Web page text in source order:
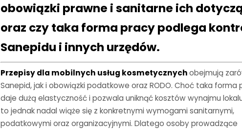
obowiązki prawne i sanitarne ich
oraz czy taka forma pracy podlega
Sanepidu i innych urzędów.
Przepisy dla mobilnych usług kosmetycznychobejmują
Sanepid, jak i obowiązki podatkowe oraz RODO. Choć taka forma
daje dużą elastyczność i pozwala uniknąć kosztów wynajmu
to jednak nadal wiąże się z konkretnymi wymogami sanitarnymi,
podatkowymi oraz organizacyjnymi. Dlatego osoby prowadzące